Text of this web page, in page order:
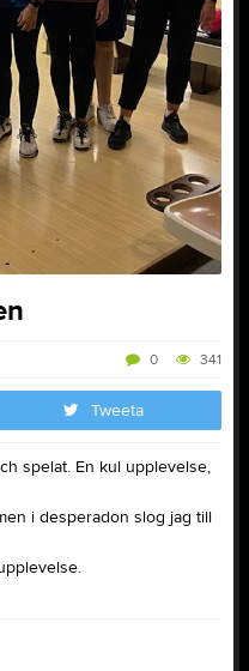
341
0
Tweeta
spelat. En kul upplevelse,
i desperadon slog jag till